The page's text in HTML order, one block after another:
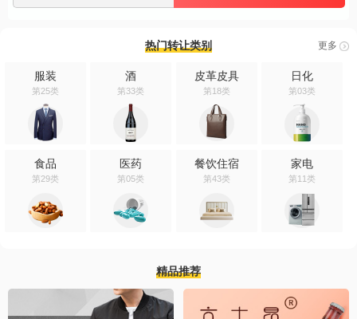
更多
热门转让类别
服装
第25类
酒
第33类
皮革皮具
第18类
日化
第03类
食品
第29类
医药
第05类
餐饮住宿
第43类
家电
第11类
精品推荐